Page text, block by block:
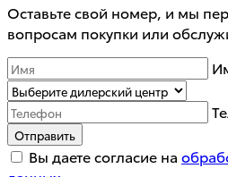
Оставьте свой номер, и мы
вопросам покупки или
Отправить
Вы даете согласие на